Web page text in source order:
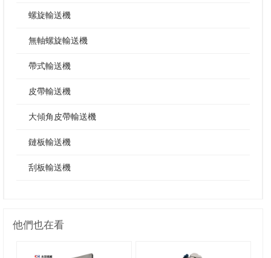
螺旋輸送機
無軸螺旋輸送機
帶式輸送機
皮帶輸送機
大傾角皮帶輸送機
鏈板輸送機
刮板輸送機
他們也在看